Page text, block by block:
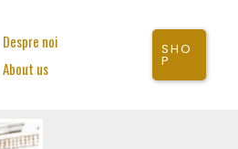
Despre noi
About us
SHO
P